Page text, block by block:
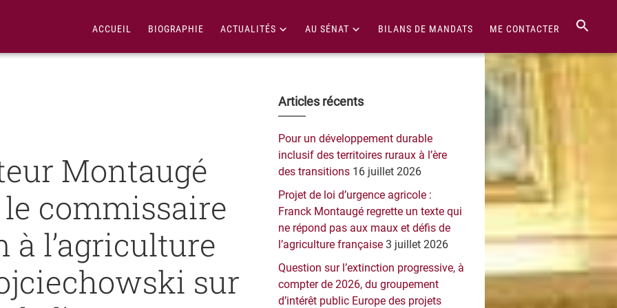
ACCUEIL BIOGRAPHIE ACTUALITÉS AU SÉNAT BILANS DE MANDATS ME CONTACTER
Montaugé
commissaire
à l’agriculture
sur
Barre
latérale
principale
Articles récents
Pour un développement durable
inclusif des territoires ruraux à l’ère
des transitions 16 juillet 2026
Projet de loi d’urgence agricole :
Franck Montaugé regrette un texte qui
ne répond pas aux maux et défis de
l’agriculture française 3 juillet 2026
Question sur l’extinction progressive, à
compter de 2026, du groupement
d’intérêt public Europe des projets